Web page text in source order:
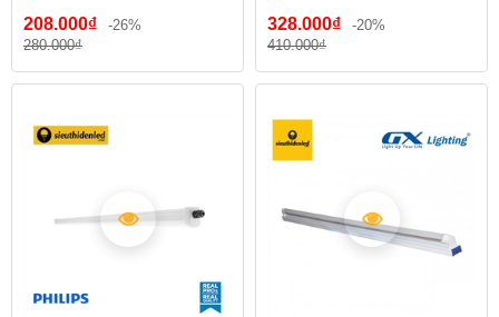
208.000₫
-26%
280.000₫
328.000₫
-20%
410.000₫